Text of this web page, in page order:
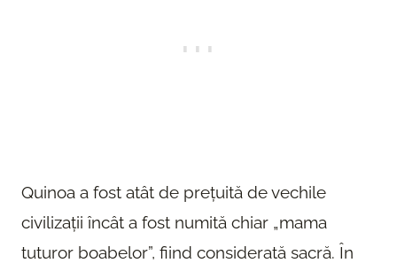
Quinoa a fost atât de prețuită de vechile
civilizații încât a fost numită chiar „mama
tuturor boabelor”, fiind considerată sacră. În